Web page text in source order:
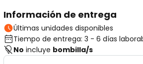
Información de entrega
Últimas unidades disponibles
Tiempo de entrega: 3 - 6 días
No incluye bombilla/s